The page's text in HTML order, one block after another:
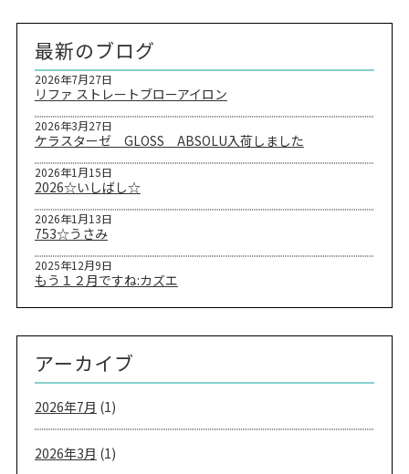
最新のブログ
リファ ストレートブローアイロン
2026年7月27日
ケラスターゼ GLOSS ABSOLU入荷しました
2026年3月27日
2026☆いしばし☆
2026年1月15日
753☆うさみ
2026年1月13日
もう１２月ですね:カズエ
2025年12月9日
アーカイブ
2026年7月 (1)
2026年3月 (1)